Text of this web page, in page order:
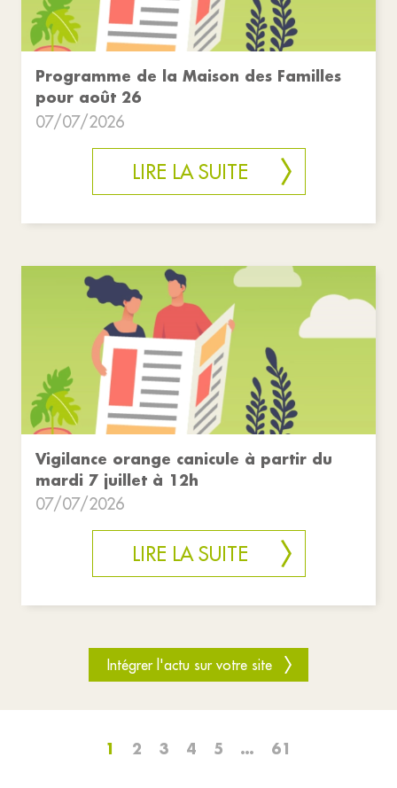
Programme de la Maison des Familles
pour août 26
07/07/2026
LIRE LA SUITE
Vigilance orange canicule à partir du
mardi 7 juillet à 12h
07/07/2026
LIRE LA SUITE
Intégrer l'actu sur votre site
1 2 3 4 5 … 61